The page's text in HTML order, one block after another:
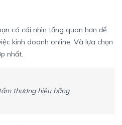
có cái nhìn tổng quan hơn để
kinh doanh online. Và lựa chọn
nhất.
thương hiệu bằng